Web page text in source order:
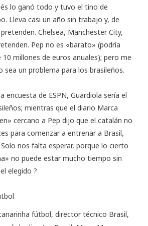
lo ganó todo y tuvo el tino de
Lleva casi un año sin trabajo y, de
Chelsea, Manchester City,
Pep no es «barato» (podría
millones de euros anuales); pero me
sea un problema para los brasileños.
encuesta de ESPN, Guardiola sería el
mientras que el diario Marca
cercano a Pep dijo que el catalán no
para comenzar a entrenar a Brasil,
nos falta esperar, porque lo cierto
no puede estar mucho tiempo sin
elegido ?
fútbol, director técnico Brasil,